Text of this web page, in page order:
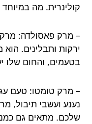
קולינרית. מה
– מרק פאסולדה:
ירקות ותבלינים.
בטעמים, והחום שלו
– מרק טומטו: טעם
נענע ועשבי תיבול,
שלכם. מתאים גם